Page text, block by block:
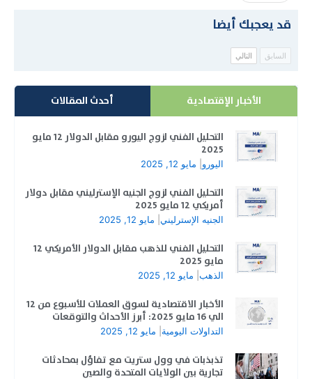
قد يعجبك أيضا
السابق التالي
الأخبار الإقتصادية أحدث المقالات
التحليل الفني لزوج اليورو مقابل الدولار 12 مايو
2025
اليورو مايو 12, 2025
التحليل الفني لزوج الجنيه الإسترليني مقابل دولار
أمريكي 12 مايو 2025
الجنيه الإسترليني مايو 12, 2025
التحليل الفني للذهب مقابل الدولار الأمريكي 12
مايو 2025
الذهب مايو 12, 2025
الأخبار الاقتصادية لسوق العملات للأسبوع من 12
الي 16 مايو 2025: أبرز الأحداث والتوقعات
التداولات اليومية مايو 12, 2025
تذبذبات في وول ستريت مع تفاؤل بمحادثات
تجارية بين الولايات المتحدة والصين